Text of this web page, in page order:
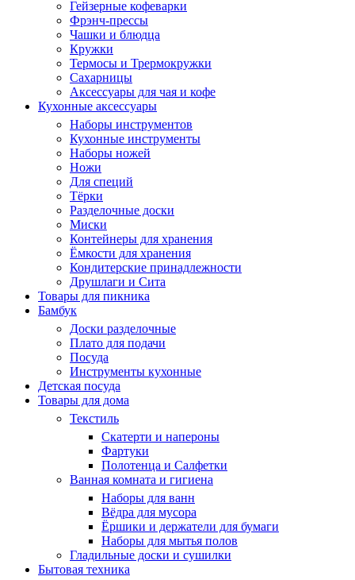
Гейзерные кофеварки
Фрэнч-прессы
Чашки и блюдца
Кружки
Термосы и Трермокружки
Сахарницы
Аксессуары для чая и кофе
Кухонные аксессуары
Наборы инструментов
Кухонные инструменты
Наборы ножей
Ножи
Для специй
Тёрки
Разделочные доски
Миски
Контейнеры для хранения
Ёмкости для хранения
Кондитерские принадлежности
Друшлаги и Сита
Товары для пикника
Бамбук
Доски разделочные
Плато для подачи
Посуда
Инструменты кухонные
Детская посуда
Товары для дома
Текстиль
Скатерти и напероны
Фартуки
Полотенца и Салфетки
Ванная комната и гигиена
Наборы для ванн
Вёдра для мусора
Ёршики и держатели для бумаги
Наборы для мытья полов
Гладильные доски и сушилки
Бытовая техника